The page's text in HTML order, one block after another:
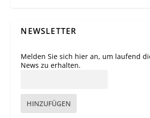
NEWSLETTER
Melden Sie sich hier an, um laufend
News zu erhalten.
HINZUFÜGEN